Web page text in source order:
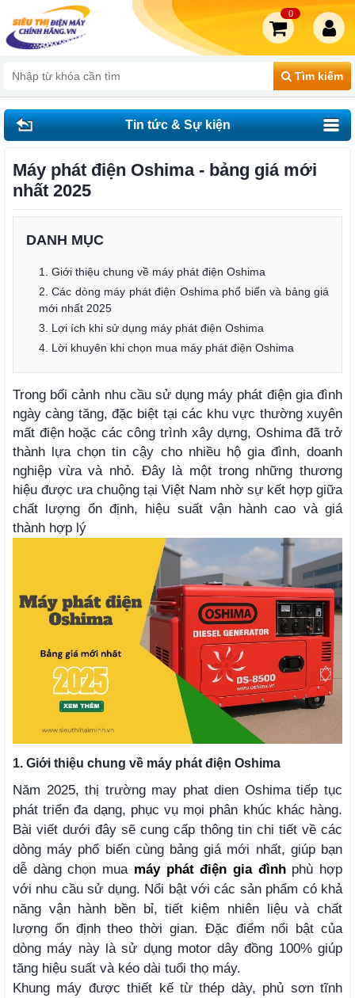
Tìm kiếm
0
Tin tức & Sự kiện
Máy phát điện Oshima - bảng giá mới
nhất 2025
DANH MỤC
1. Giới thiệu chung về máy phát điện Oshima
2. Các dòng máy phát điện Oshima phổ biến và bảng giá
mới nhất 2025
3. Lợi ích khi sử dụng máy phát điện Oshima
4. Lời khuyên khi chọn mua máy phát điện Oshima
Trong bối cảnh nhu cầu sử dụng máy phát điện gia đình
ngày càng tăng, đặc biệt tại các khu vực thường xuyên
mất điện hoặc các công trình xây dựng, Oshima đã trở
thành lựa chọn tin cậy cho nhiều hộ gia đình, doanh
nghiệp vừa và nhỏ. Đây là một trong những thương
hiệu được ưa chuộng tại Việt Nam nhờ sự kết hợp giữa
chất lượng ổn định, hiệu suất vận hành cao và giá
thành hợp lý
1. Giới thiệu chung về máy phát điện Oshima
Năm 2025, thị trường may phat dien Oshima tiếp tục
phát triển đa dạng, phục vụ mọi phân khúc khác hàng.
Bài viết dưới đây sẽ cung cấp thông tin chi tiết về các
dòng máy phổ biến cùng bảng giá mới nhất, giúp bạn
dễ dàng chọn mua máy phát điện gia đìnhphù hợp
với nhu cầu sử dụng. Nổi bật với các sản phẩm có khả
năng vận hành bền bỉ, tiết kiệm nhiên liệu và chất
lượng ổn định theo thời gian. Đặc điểm nổi bật của
dòng máy này là sử dụng motor dây đồng 100% giúp
tăng hiệu suất và kéo dài tuổi thọ máy.
Khung máy được thiết kế từ thép dày, phủ sơn tĩnh